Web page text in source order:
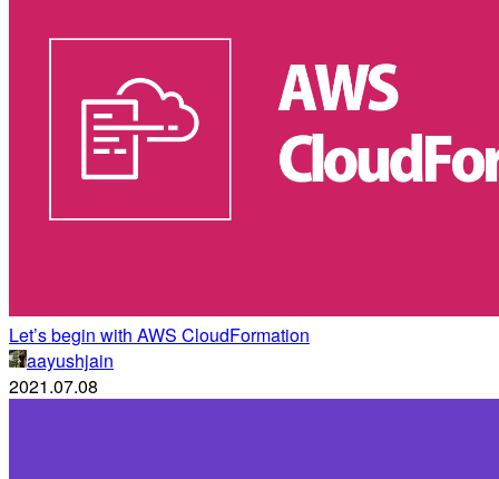
Let’s begin with AWS CloudFormation
aayushjain
2021.07.08